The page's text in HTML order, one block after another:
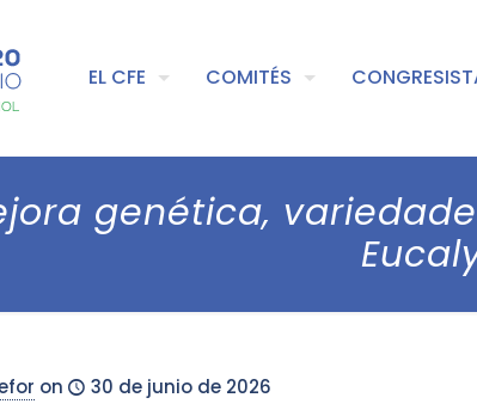
EL CFE COMITÉS
genética,
on 30 de junio de 2026